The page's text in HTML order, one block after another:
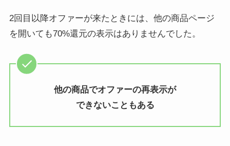
2回目以降オファーが来たときには、他の商品ページ
を開いても70%還元の表示はありませんでした。
他の商品でオファーの再表示が
できないこともある